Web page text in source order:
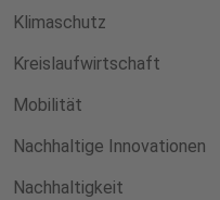
Klimaschutz
Kreislaufwirtschaft
Mobilität
Nachhaltige Innovationen
Nachhaltigkeit